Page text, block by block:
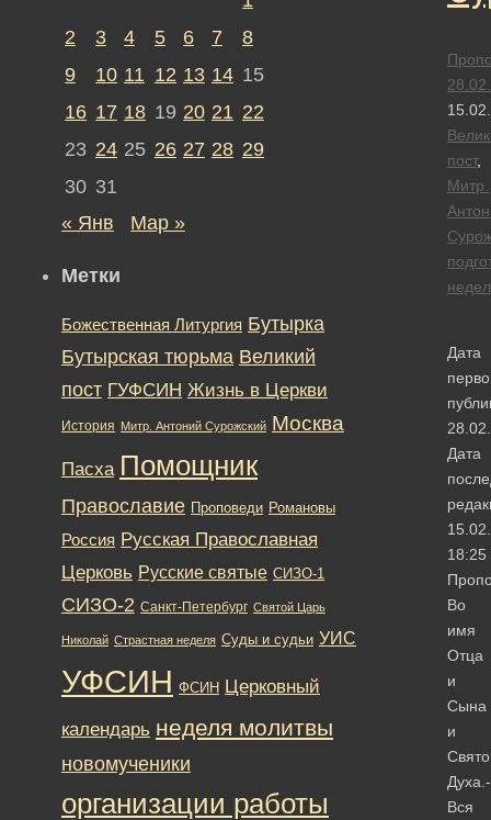
пост,
Митр.
Дата
Дата
18:25
Во
имя
Отца
и
Сына
и
Духа.­
Вся
2
3 4 5 6 7
8
9
10 11 12 13 14 15
16 17 18 19 20 21 22
23 24 25 26 27 28 29
30 31
« Янв
Мар »
Метки
Божественная Литургия Бутырка
Бутырская тюрьма Великий
пост ГУФСИН Жизнь в Церкви
История Митр. Антоний Сурожский Москва
Пасха Помощник
Православие Проповеди Романовы
Россия Русская Православная
Церковь Русские святые СИЗО-1
СИЗО-2 Санкт-Петербург Святой Царь
Николай Страстная неделя Суды и судьи УИС
УФСИН ФСИН Церковный
календарь неделя молитвы
новомученики
организации работы